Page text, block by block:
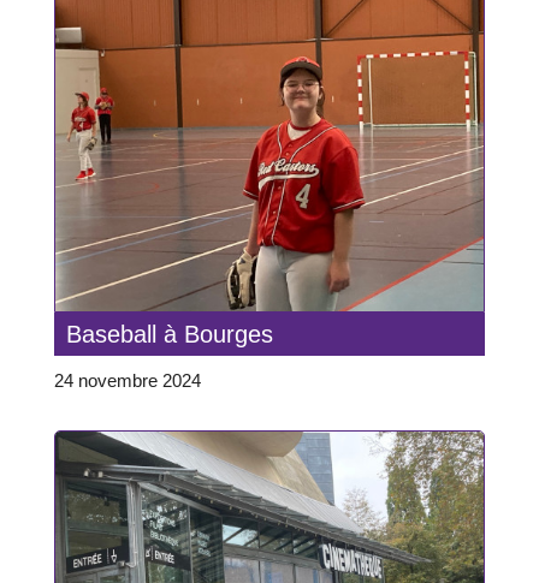
Baseball à Bourges
24 novembre 2024